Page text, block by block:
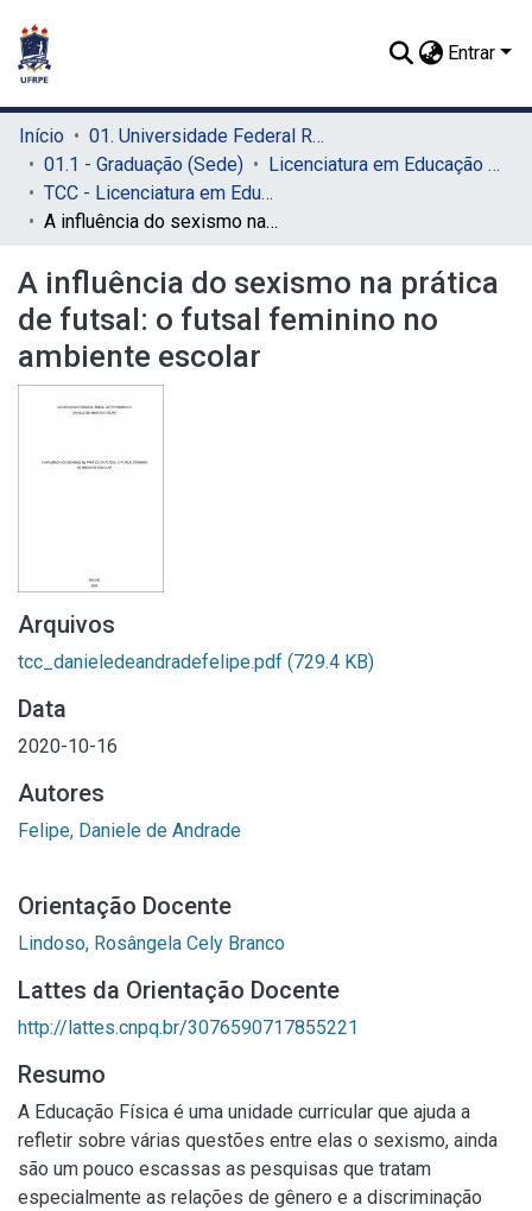
Entrar
Início
01. Universidade Federal Rural de Pernambuco - UFRPE (Sede)
01.1 - Graduação (Sede)
Licenciatura em Educação Física (Sede)
TCC - Licenciatura em Educação Física (Sede)
A influência do sexismo na prática de futsal: o futsal feminino no ambiente escolar
A influência do sexismo na prática
de futsal: o futsal feminino no
ambiente escolar
Arquivos
tcc_danieledeandradefelipe.pdf (729.4 KB)
Data
2020-10-16
Autores
Felipe, Daniele de Andrade
Orientação Docente
Lindoso, Rosângela Cely Branco
Lattes da Orientação Docente
http://lattes.cnpq.br/3076590717855221
Resumo
A Educação Física é uma unidade curricular que ajuda a
refletir sobre várias questões entre elas o sexismo, ainda
são um pouco escassas as pesquisas que tratam
especialmente as relações de gênero e a discriminação